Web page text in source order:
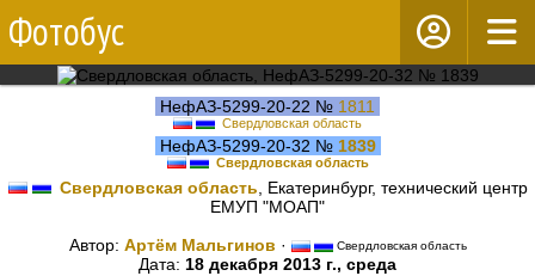
Фотобус
НефАЗ-5299-20-22 № 1811
Свердловская область
НефАЗ-5299-20-32 № 1839
Свердловская область
Свердловская область , Екатеринбург, технический центр
ЕМУП "МОАП"
Автор: Артём Мальгинов · Свердловская область
Дата: 18 декабря 2013 г., среда